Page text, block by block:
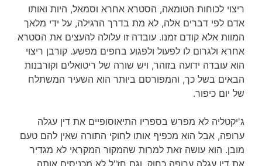
ריצוי לכוחות הטומאה, הסטרא אחרא וסמאל, היות ואותו
אדם לפי דברים אלה, לא מת בדרך הרגילה, על ידי מלאך
המוות אלא קודם זמנו. עובדה זו עלולה להעצים את הסטרא
אחרא ולגרום לו לפעול ולפגוע בחפים מפשע. קורבן ריצוי
הוא עובדה ידועה בזוהר, ויש שורה של ריטואלים וקורבנות
הבאים בשל כך, והמפורסם ביותר הוא השעיר המשתלח
של יום כיפור.
ג'יקטליה לא מפרש בספריו התיאוסופיים את דין עגלה
ערופה, אבל הוא מכפיף אותו לחוקי התורה שאין להם טעם
מובן. הוא עושה זאת למרות שהמקור המקראי לא מגדיר
את דין עגלה ערופה כחוק, וגם חז"ל לא מכניסים אותה